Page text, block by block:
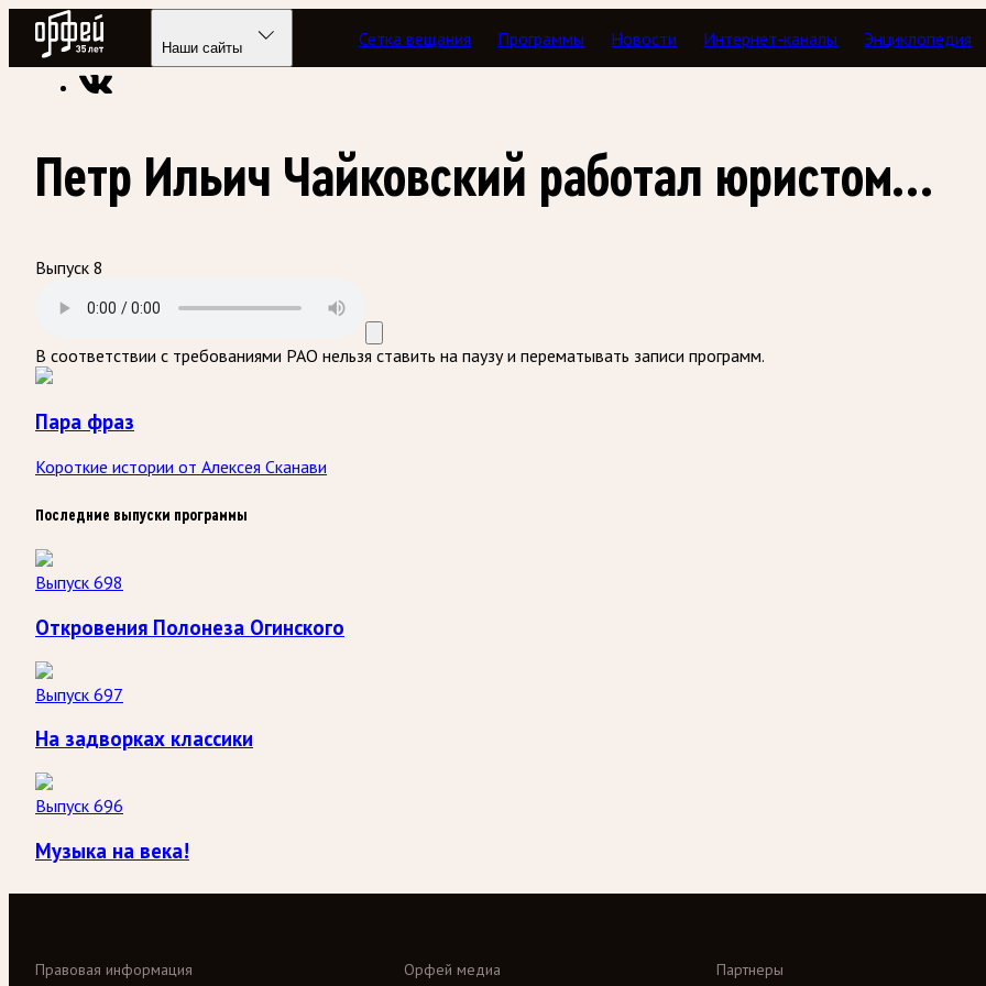
Радио Орфей
Наши сайты Сетка вещания Программы Новости Интернет-каналы Энциклопедия
Радио классической музыки «Орфей» Подкасты Пара фраз
Петр Ильич Чайковский работал юристом...
Выпуск 8
В соответствии с требованиями РАО нельзя ставить на паузу и перематывать записи программ.
Пара фраз
Короткие истории от Алексея Сканави
Последние выпуски программы
Выпуск 698
Откровения Полонеза Огинского
Выпуск 697
На задворках классики
Выпуск 696
Музыка на века!
Орфей медиа Партнеры
Правовая информация